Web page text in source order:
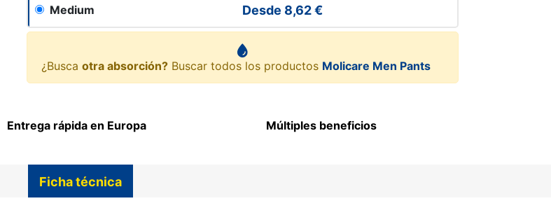
Medium Desde 8,62 €
¿Busca otra absorción?Buscar todos los productos Molicare Men Pants
Entrega rápida en Europa Múltiples beneficios
Ficha técnica